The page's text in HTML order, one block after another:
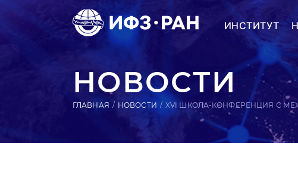
ИНСТИТУТ
НОВОСТИ
ГЛАВНАЯ НОВОСТИ XVI ШКОЛА-КОНФЕРЕНЦИЯ С